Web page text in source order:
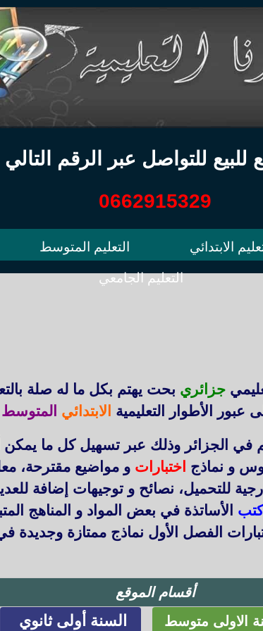
للبيع للتواصل عبر الرقم التالي
0662915329
الابتدائي التعليم المتوسط
التعليم الجامعي
جزائري بحت يهتم بكل ما له صلة
الأطوار التعليمية
الابتدائي المتوسط
الجزائر وذلك عبر تسهيل كل ما يمكن
و نماذج اختبارات و مواضيع مقترحة،
للتحميل، نصائح و توجيهات إضافة
الأساتذة في بعض المواد و المناهج
الفصل الأول نماذج ممتازة وجديدة
أقسام الموقع
الاولى متوسط السنة أولى ثانوي